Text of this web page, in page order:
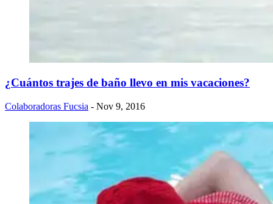
¿Cuántos trajes de baño llevo en mis vacaciones?
Colaboradoras Fucsia - Nov 9, 2016